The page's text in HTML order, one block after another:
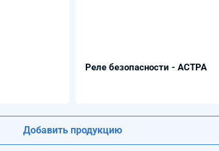
Реле безопасности - АСТРА
Добавить продукцию